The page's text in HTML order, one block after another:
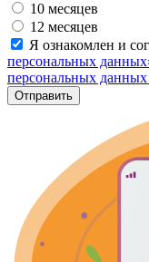
10 месяцев
12 месяцев
Я ознакомлен и
персональных
персональных данных
Отправить